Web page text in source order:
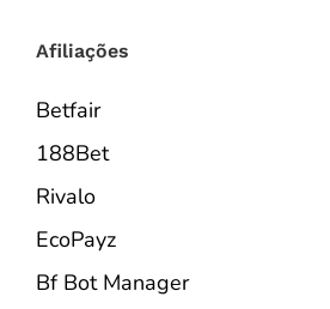
Afiliações
Betfair
188Bet
Rivalo
EcoPayz
Bf Bot Manager